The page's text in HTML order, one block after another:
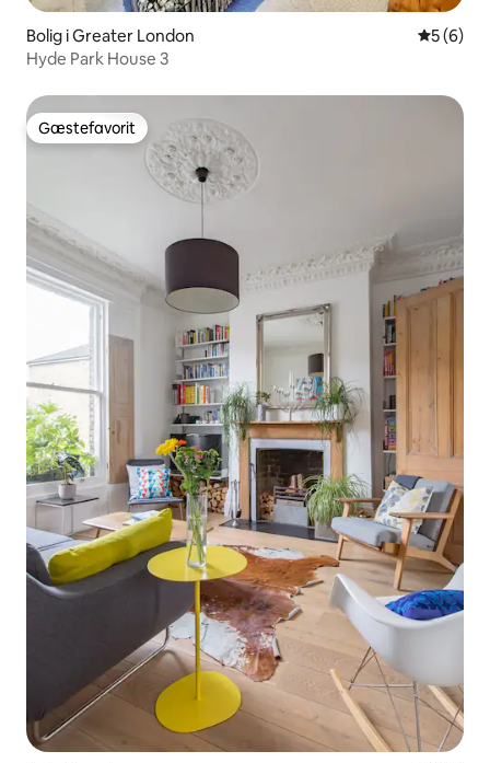
Bolig i Greater London 5 ud af 5
5 (6)
Hyde Park House 3
Gæstefavorit
Gæstefavorit